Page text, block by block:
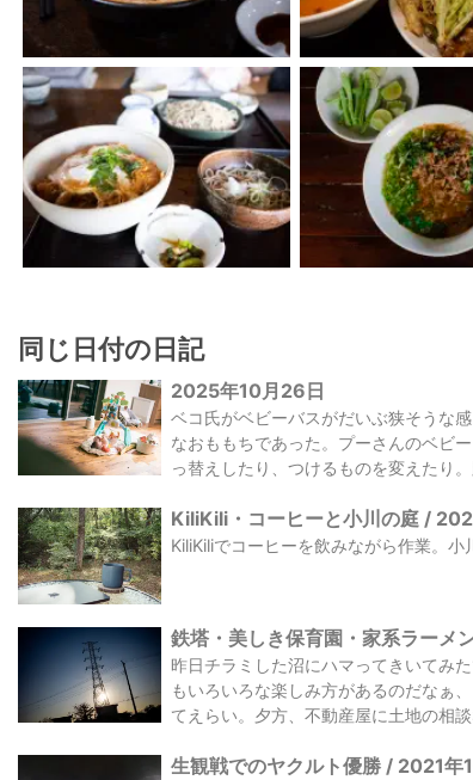
同じ日付の日記
2025年10月26日
ベコ氏がベビーバスがだいぶ狭そうな
なおももちであった。プーさんのベビ
っ替えしたり、つけるものを変えたり
KiliKili・コーヒーと小川の庭 /
KiliKiliでコーヒーを飲みながら作業。小
鉄塔・美しき保育園・家系ラーメ
昨日チラミした沼にハマってきいてみ
もいろいろな楽しみ方があるのだなぁ
てえらい。夕方、不動産屋に土地の相
生観戦でのヤクルト優勝 / 2021年